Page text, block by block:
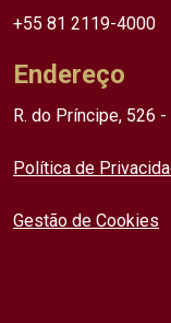
+55 81 2119-4000
Endereço
R. do Príncipe, 526
Política de
Gestão de Cookies